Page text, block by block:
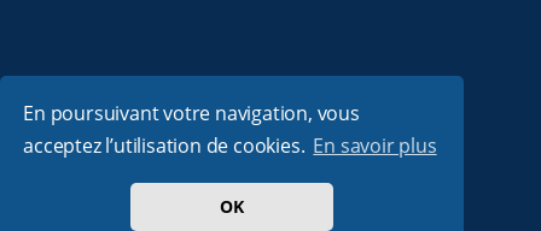
En poursuivant votre navigation, vous
acceptez l’utilisation de cookies. En savoir plus
OK